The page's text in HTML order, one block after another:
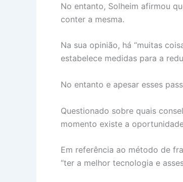
No entanto, Solheim afirmou
conter a mesma.
Na sua opinião, há “muitas
estabelece medidas para a
No entanto e apesar esses
Questionado sobre quais
momento existe a
Em referência ao método de
“ter a melhor tecnologia e